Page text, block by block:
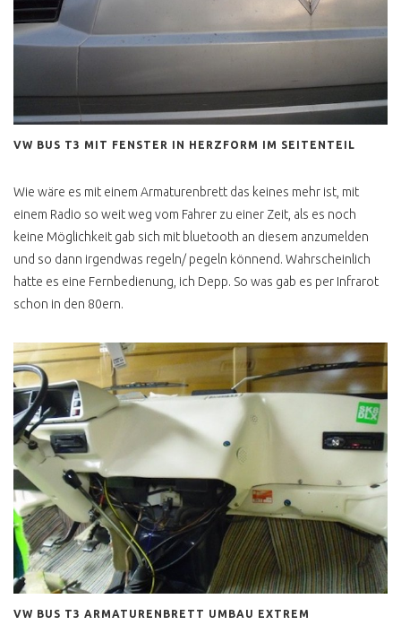
T4 HYPE HÖCHSTPREISE
T4 BENZINER KAUFEN ?
T4 DIESEL KAUFEN ?
T4 SYNCRO BERATUNG
T4 SYNCRO HYPE
HÖCHSTPREISE
KLAPPDACHCAMPER
T4 SYCNRO EIGENBAU
CAMPER
T4 SYNCRO CARAVELLE CL
T4 SYNCRO CARAVELLE
GL LANG
T4 SYNCRO HÖHER LEGEN
T4 SYNCRO HOCH LANG
SPERRE
RESTAURATION
VW BUS T3 MIT FENSTER IN HERZFORM IM SEITENTEIL
Wie wäre es mit einem Armaturenbrett das keines mehr ist, mit
einem Radio so weit weg vom Fahrer zu einer Zeit, als es noch
keine Möglichkeit gab sich mit bluetooth an diesem anzumelden
und so dann irgendwas regeln/ pegeln könnend. Wahrscheinlich
hatte es eine Fernbedienung, ich Depp. So was gab es per Infrarot
schon in den 80ern.
VW BUS T3 ARMATURENBRETT UMBAU EXTREM